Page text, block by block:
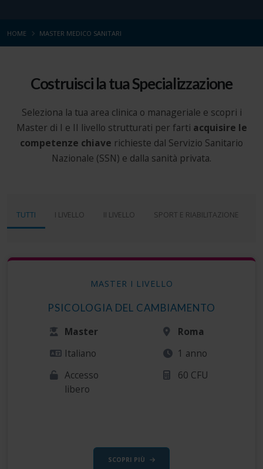
HOME MASTER MEDICO SANITARI
Costruisci la tua Specializzazione
Seleziona la tua area clinica o manageriale e scopri i
Master di I e II livello strutturati per farti acquisire le
competenze chiave richieste dal Servizio Sanitario
Nazionale (SSN) e dalla sanità privata.
TUTTI I LIVELLO II LIVELLO SPORT E RIABILITAZIONE
MASTER I LIVELLO
PSICOLOGIA DEL CAMBIAMENTO
Master
Italiano
Accesso
libero
Roma
1 anno
60 CFU
SCOPRI PIÙ